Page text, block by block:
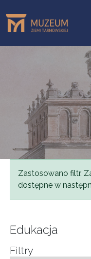
Komunikat
Zastosowano filtr.
dostępne w
Edukacja
Filtry